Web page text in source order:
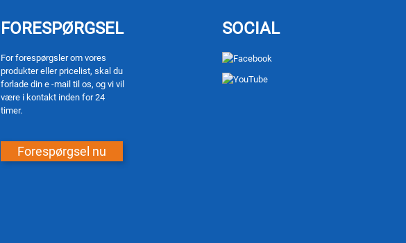
FORESPØRGSEL
For forespørgsler om vores
produkter eller pricelist, skal du
forlade din e -mail til os, og vi vil
være i kontakt inden for 24
timer.
Forespørgsel nu
SOCIAL